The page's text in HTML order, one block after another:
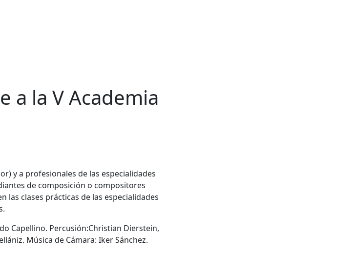
a la V Academia
y a profesionales de las especialidades
de composición o compositores
las clases prácticas de las especialidades
Capellino. Percusión:Christian Dierstein,
Música de Cámara: Iker Sánchez.